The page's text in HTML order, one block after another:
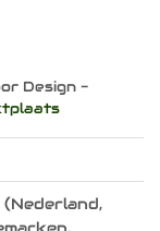
Design -
(Nederland,